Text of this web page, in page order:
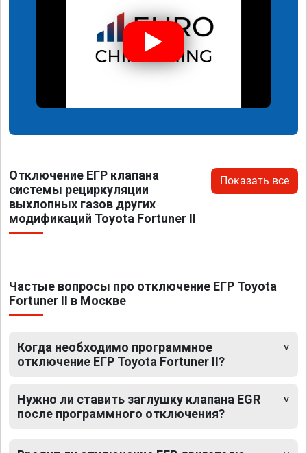
Отключение ЕГР клапана
системы рециркуляции
выхлопных газов других
модификаций Toyota Fortuner II
Показать все
Частые вопросы про отключение ЕГР Toyota
Fortuner II в Москве
Когда необходимо программное
отключение ЕГР Toyota Fortuner II?
Нужно ли ставить заглушку клапана EGR
после программного отключения?